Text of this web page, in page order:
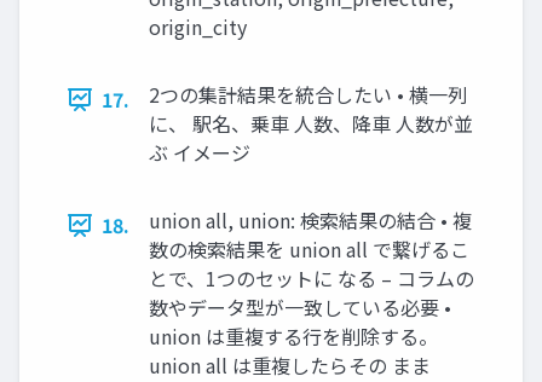
origin_city
17.
2つの集計結果を統合したい • 横一列
に、 駅名、乗車 人数、降車 人数が並
ぶ イメージ
18.
union all, union: 検索結果の結合 • 複
数の検索結果を union all で繋げるこ
とで、1つのセットに なる – コラムの
数やデータ型が一致している必要 •
union は重複する行を削除する。
union all は重複したらその まま